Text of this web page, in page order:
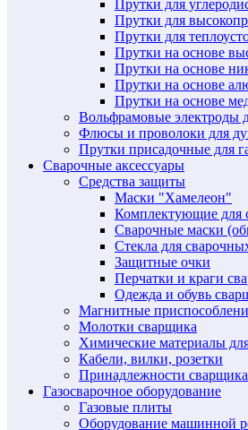
Прутки для
Прутки для
Прутки для
Прутки на основе
Прутки на основе
Прутки на основе
Прутки на основе
Вольфрамовые электроды
Флюсы и проволоки для
Прутки присадочные для
Сварочные аксессуары
Средства защиты
Маски "Хамелеон"
Комплектующие для
Сварочные маски
Стекла для
Защитные очки
Перчатки и краги
Одежда и обувь
Магнитные
Молотки сварщика
Химические материалы
Кабели, вилки, розетки
Принадлежности сварщика
Газосварочное оборудование
Газовые плиты
Оборудование машинной